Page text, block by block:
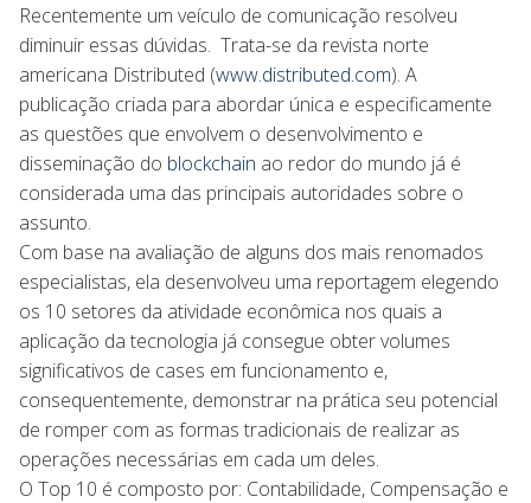
Recentemente um veículo de comunicação resolveu
diminuir essas dúvidas. Trata-se da revista norte
americana Distributed (www.distributed.com). A
publicação criada para abordar única e especificamente
as questões que envolvem o desenvolvimento e
disseminação do blockchain ao redor do mundo já é
considerada uma das principais autoridades sobre o
assunto.
Com base na avaliação de alguns dos mais renomados
especialistas, ela desenvolveu uma reportagem elegendo
os 10 setores da atividade econômica nos quais a
aplicação da tecnologia já consegue obter volumes
significativos de cases em funcionamento e,
consequentemente, demonstrar na prática seu potencial
de romper com as formas tradicionais de realizar as
operações necessárias em cada um deles.
O Top 10 é composto por: Contabilidade, Compensação e